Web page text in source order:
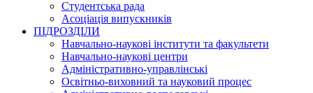
Студентська рада
Асоціація випускників
ПІДРОЗДІЛИ
Навчально-наукові інститути та факультети
Навчально-наукові центри
Адміністративно-управлінські
Освітньо-виховний та науковий процес